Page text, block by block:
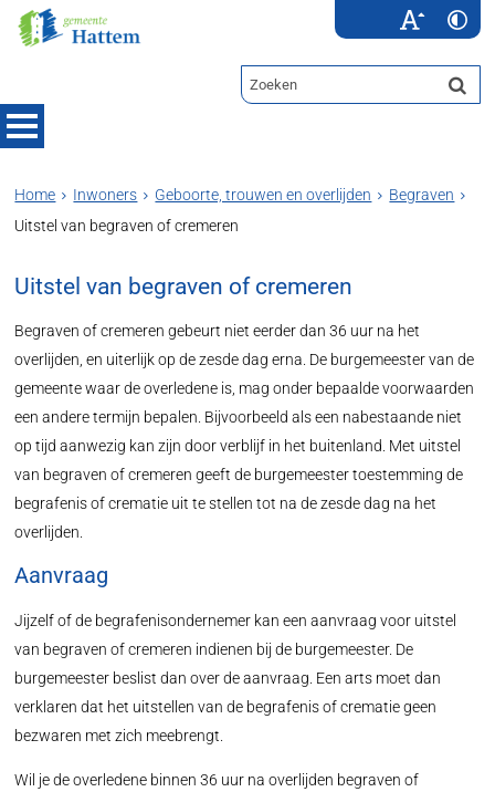
Home Inwoners Geboorte, trouwen en overlijden
Begraven
Uitstel van begraven of cremeren
Uitstel van begraven of cremeren
Begraven of cremeren gebeurt niet eerder dan 36 uur na het
overlijden, en uiterlijk op de zesde dag erna. De burgemeester van de
gemeente waar de overledene is, mag onder bepaalde voorwaarden
een andere termijn bepalen. Bijvoorbeeld als een nabestaande niet
op tijd aanwezig kan zijn door verblijf in het buitenland. Met uitstel
van begraven of cremeren geeft de burgemeester toestemming de
begrafenis of crematie uit te stellen tot na de zesde dag na het
overlijden.
Aanvraag
Jijzelf of de begrafenisondernemer kan een aanvraag voor uitstel
van begraven of cremeren indienen bij de burgemeester. De
burgemeester beslist dan over de aanvraag. Een arts moet dan
verklaren dat het uitstellen van de begrafenis of crematie geen
bezwaren met zich meebrengt.
Wil je de overledene binnen 36 uur na overlijden begraven of